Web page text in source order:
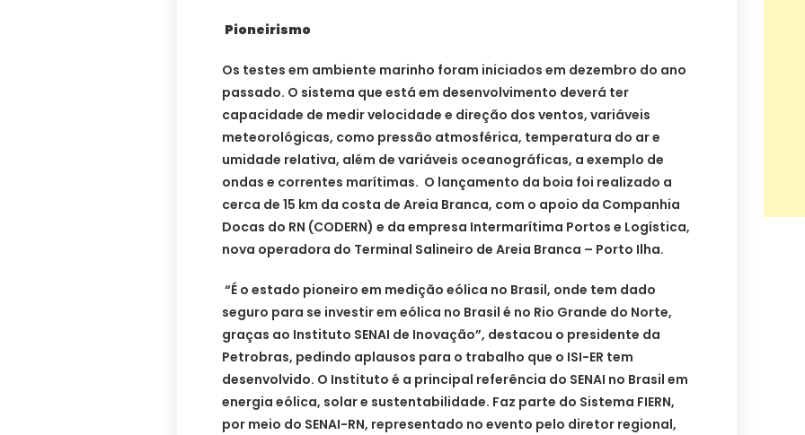
Pioneirismo
Os testes em ambiente marinho foram iniciados em dezembro do ano
passado. O sistema que está em desenvolvimento deverá ter
capacidade de medir velocidade e direção dos ventos, variáveis
meteorológicas, como pressão atmosférica, temperatura do ar e
umidade relativa, além de variáveis oceanográficas, a exemplo de
ondas e correntes marítimas. O lançamento da boia foi realizado a
cerca de 15 km da costa de Areia Branca, com o apoio da Companhia
Docas do RN (CODERN) e da empresa Intermarítima Portos e Logística,
nova operadora do Terminal Salineiro de Areia Branca – Porto Ilha.
“É o estado pioneiro em medição eólica no Brasil, onde tem dado
seguro para se investir em eólica no Brasil é no Rio Grande do Norte,
graças ao Instituto SENAI de Inovação”, destacou o presidente da
Petrobras, pedindo aplausos para o trabalho que o ISI-ER tem
desenvolvido. O Instituto é a principal referência do SENAI no Brasil em
energia eólica, solar e sustentabilidade. Faz parte do Sistema FIERN,
por meio do SENAI-RN, representado no evento pelo diretor regional,